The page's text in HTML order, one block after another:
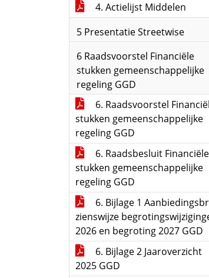
4. Actielijst Middelen
5 Presentatie Streetwise
6 Raadsvoorstel Financiële
stukken gemeenschappelijke
regeling GGD
6. Raadsvoorstel
stukken gemeenschappelijke
regeling GGD
6. Raadsbesluit Financiële
stukken gemeenschappelijke
regeling GGD
6. Bijlage 1
zienswijze
2026 en begroting 2027 GGD
6. Bijlage 2 Jaaroverzicht
2025 GGD